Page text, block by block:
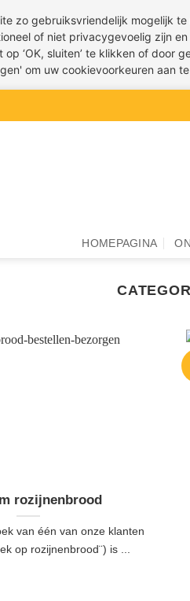
HOMEPAGINA
rozijnenbrood
van één van onze klanten
op rozijnenbrood¨) is ...
zo gebruiksvriendelijk mogelijk
of niet privacygevoelig zijn
op ‘OK, sluiten’ te klikken of
om uw cookievoorkeuren aan